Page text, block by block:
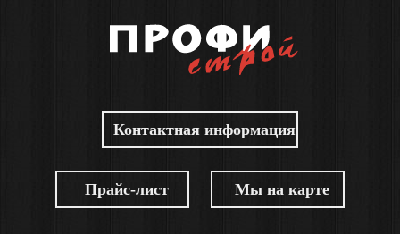
Контактная информация
Прайс-лист Мы на карте